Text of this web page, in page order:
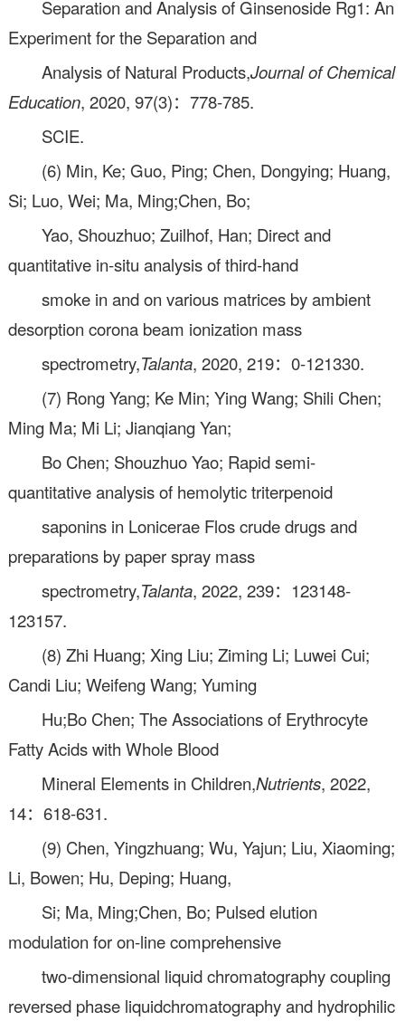
Separation and Analysis of Ginsenoside Rg1: An
Experiment for the Separation and
Analysis of Natural Products,Journal of Chemical
Education, 2020, 97(3)：778-785.
SCIE.
(6) Min, Ke; Guo, Ping; Chen, Dongying; Huang,
Si; Luo, Wei; Ma, Ming;Chen, Bo;
Yao, Shouzhuo; Zuilhof, Han; Direct and
quantitative in-situ analysis of third-hand
smoke in and on various matrices by ambient
desorption corona beam ionization mass
spectrometry,Talanta, 2020, 219：0-121330.
(7) Rong Yang; Ke Min; Ying Wang; Shili Chen;
Ming Ma; Mi Li; Jianqiang Yan;
Bo Chen; Shouzhuo Yao; Rapid semi-
quantitative analysis of hemolytic triterpenoid
saponins in Lonicerae Flos crude drugs and
preparations by paper spray mass
spectrometry,Talanta, 2022, 239：123148-
123157.
(8) Zhi Huang; Xing Liu; Ziming Li; Luwei Cui;
Candi Liu; Weifeng Wang; Yuming
Hu;Bo Chen; The Associations of Erythrocyte
Fatty Acids with Whole Blood
Mineral Elements in Children,Nutrients, 2022,
14：618-631.
(9) Chen, Yingzhuang; Wu, Yajun; Liu, Xiaoming;
Li, Bowen; Hu, Deping; Huang,
Si; Ma, Ming;Chen, Bo; Pulsed elution
modulation for on-line comprehensive
two-dimensional liquid chromatography coupling
reversed phase liquidchromatography and hydrophilic